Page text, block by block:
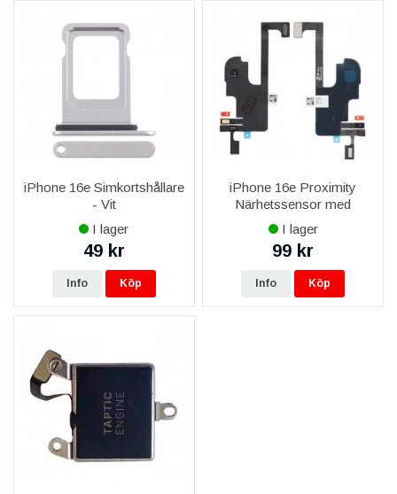
iPhone 16e Simkortshållare
- Vit
I lager
49 kr
Info Köp
iPhone 16e Proximity
Närhetssensor med
Flexkabel OEM
I lager
99 kr
Info Köp